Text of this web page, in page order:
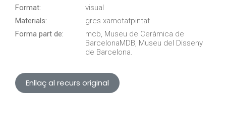
Format:
visual
Materials:
gres xamotatpintat
Forma part de:
mcb, Museu de Ceràmica de
BarcelonaMDB, Museu del Disseny
de Barcelona.
Enllaç al recurs original